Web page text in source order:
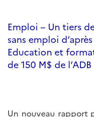
Emploi – Un tiers
sans emploi
Education et
de 150 M$ de l’ADB
Un nouveau rapport